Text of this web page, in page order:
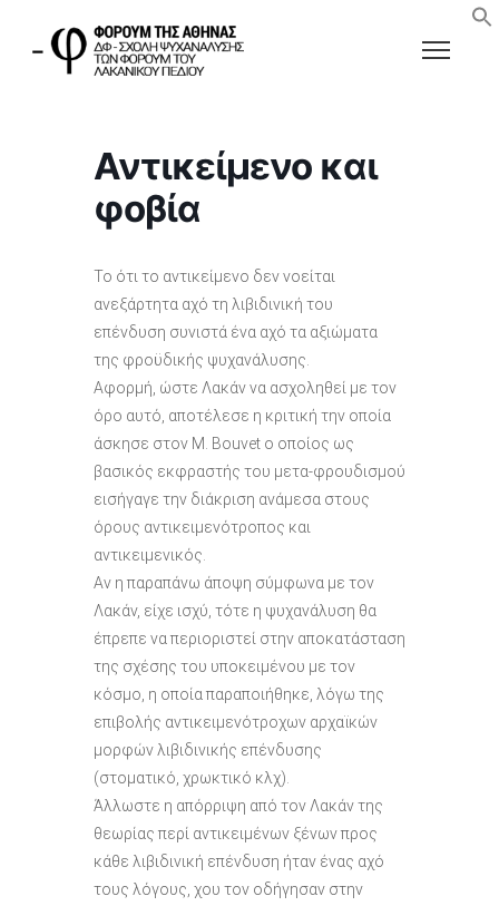
Αντικείμενο και
φοβία
Το ότι το αντικείμενο δεν νοείται
ανεξάρτητα αχό τη λιβιδινική του
επένδυση συνιστά ένα αχό τα αξιώματα
της φροϋδικής ψυχανάλυσης.
Αφορμή, ώστε Λακάν να ασχοληθεί με τον
όρο αυτό, αποτέλεσε η κριτική την οποία
άσκησε στον Μ. Bouvet ο οποίος ως
βασικός εκφραστής του μετα-φρουδισμού
εισήγαγε την διάκριση ανάμεσα στους
όρους αντικειμενότροπος και
αντικειμενικός.
Αν η παραπάνω άποψη σύμφωνα με τον
Λακάν, είχε ισχύ, τότε η ψυχανάλυση θα
έπρεπε να περιοριστεί στην αποκατάσταση
της σχέσης του υποκειμένου με τον
κόσμο, η οποία παραποιήθηκε, λόγω της
επιβολής αντικειμενότροχων αρχαϊκών
μορφών λιβιδινικής επένδυσης
(στοματικό, χρωκτικό κλχ).
Άλλωστε η απόρριψη από τον Λακάν της
θεωρίας περί αντικειμένων ξένων προς
κάθε λιβιδινική επένδυση ήταν ένας αχό
τους λόγους, χου τον οδήγησαν στην